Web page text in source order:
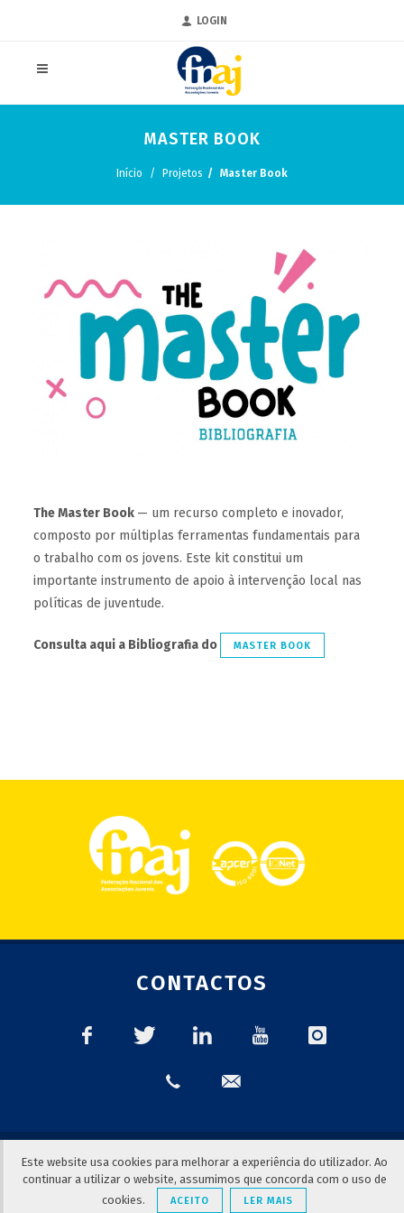
LOGIN
MASTER BOOK
Início Projetos Master Book
The Master Book — um recurso completo e inovador,
composto por múltiplas ferramentas fundamentais para
o trabalho com os jovens. Este kit constitui um
importante instrumento de apoio à intervenção local nas
políticas de juventude.
Consulta aqui a Bibliografia do MASTER BOOK
CONTACTOS
© 2018 FNAJ | Federação Nacional das Associações Juvenis|
Consultar aPolítica de Privacidade
Todos os direitos reservados | Desenvolvido porGoUpBuzZ.com
Este website usa cookies para melhorar a experiência do utilizador. Ao
continuar a utilizar o website, assumimos que concorda com o uso de
cookies.
ACEITO LER MAIS